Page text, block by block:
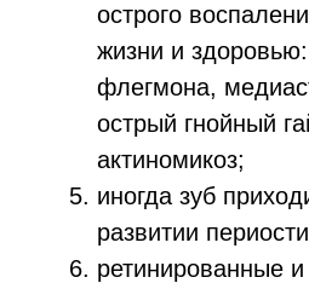
острого
жизни и
флегмона,
острый гнойный
актиномикоз;
иногда зуб
развитии
ретинированные